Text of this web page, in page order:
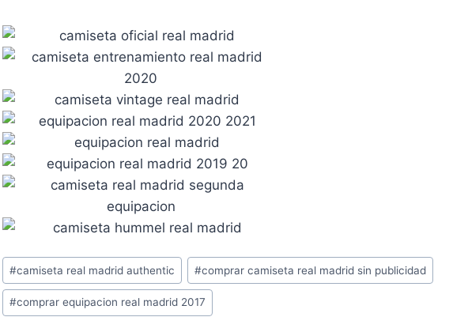
Etiquetas
de
la
#camiseta real madrid authentic #comprar camiseta real madrid sin publicidad
#comprar equipacion real madrid 2017